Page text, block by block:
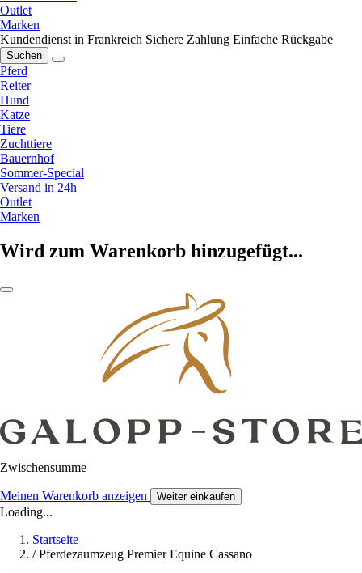
Outlet
Marken
Kundendienst in Frankreich Sichere Zahlung Einfache Rückgabe
Suchen
Pferd
Reiter
Hund
Katze
Tiere
Zuchttiere
Bauernhof
Sommer-Special
Versand in 24h
Outlet
Marken
Wird zum Warenkorb hinzugefügt...
Zwischensumme
Meinen Warenkorb anzeigen Weiter einkaufen
Loading...
Startseite
/ Pferdezaumzeug Premier Equine Cassano